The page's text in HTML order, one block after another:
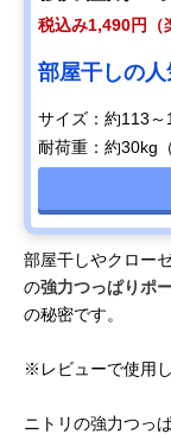
税込み1,490円（
部屋干しの
サイズ：約113～
耐荷重：約30kg
部屋干しやクロー
の強力つっぱりポ
の秘密です。
※レビューで使用
ニトリの強力つっ